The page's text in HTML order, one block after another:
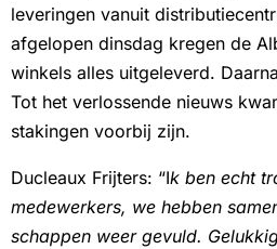
leveringen vanuit
afgelopen dinsdag kregen de
winkels alles uitgeleverd.
Tot het verlossende nieuws
stakingen voorbij zijn.
Ducleaux Frijters: “Ik ben echt
medewerkers, we hebben
schappen weer gevuld.